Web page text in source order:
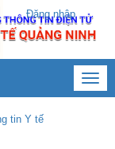
Đăng nhập
tin Y tế